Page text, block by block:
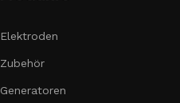
Elektroden
Zubehör
Generatoren